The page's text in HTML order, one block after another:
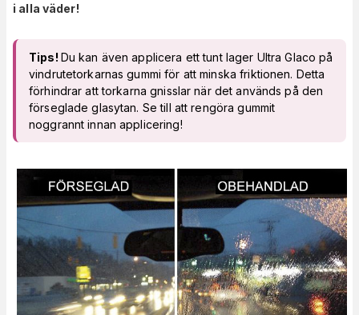
i alla väder!
Tips! Du kan även applicera ett tunt lager Ultra Glaco på
vindrutetorkarnas gummi för att minska friktionen. Detta
förhindrar att torkarna gnisslar när det används på den
förseglade glasytan. Se till att rengöra gummit
noggrannt innan applicering!